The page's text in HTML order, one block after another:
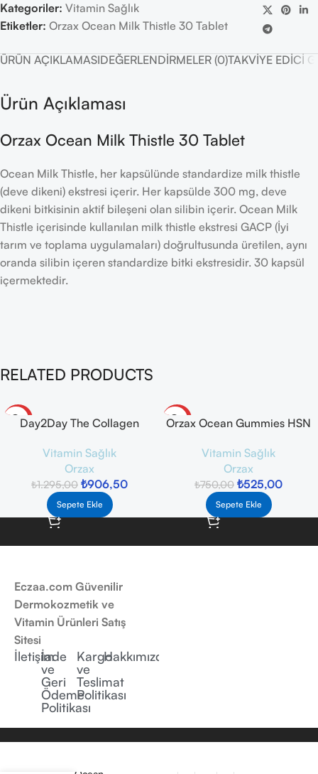
Kategoriler: Vitamin Sağlık
Etiketler: Orzax Ocean Milk Thistle 30 Tablet
ÜRÜN AÇIKLAMASIDEĞERLENDIRMELER (0)TAKVIYE EDICI
Ürün Açıklaması
Orzax Ocean Milk Thistle 30 Tablet
Ocean Milk Thistle, her kapsülünde standardize milk thistle
(deve dikeni) ekstresi içerir. Her kapsülde 300 mg, deve
dikeni bitkisinin aktif bileşeni olan silibin içerir. Ocean Milk
Thistle içerisinde kullanılan milk thistle ekstresi GACP (İyi
tarım ve toplama uygulamaları) doğrultusunda üretilen, aynı
oranda silibin içeren standardize bitki ekstresidir. 30 kapsül
içermektedir.
RELATED PRODUCTS
-30%Day2Day The Collagen
Yeşil Elma Aromalı
Vitamin Sağlık
Orzax
₺1.295,00 ₺906,50
Sepete Ekle
-30%
Orzax Ocean Gummies HSN
Çiğnenebilir Jel Form
Vitamin Sağlık
Orzax
₺750,00 ₺525,00
Sepete Ekle
Eczaa.com Güvenilir
Dermokozmetik ve
Vitamin Ürünleri Satış
Sitesi
İletişimİade
ve
Geri
Ödeme
Politikası
Kargo
ve
Teslimat
Politikası
Hakkımızda